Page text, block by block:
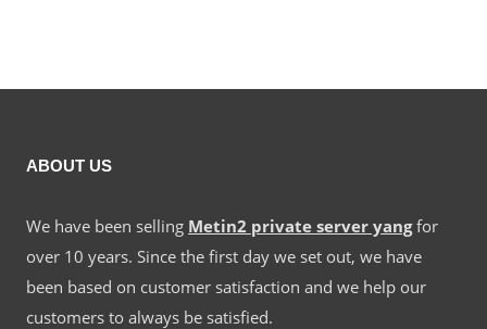
ABOUT US
We have been selling Metin2 private server yangfor
over 10 years. Since the first day we set out, we have
been based on customer satisfaction and we help our
customers to always be satisfied.